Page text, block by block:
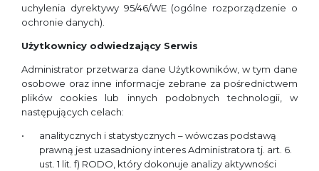
uchylenia dyrektywy 95/46/WE (ogólne rozporządzenie o
ochronie danych).
Użytkownicy odwiedzający Serwis
Administrator przetwarza dane Użytkowników, w tym dane
osobowe oraz inne informacje zebrane za pośrednictwem
plików cookies lub innych podobnych technologii, w
następujących celach:
analitycznych i statystycznych – wówczas podstawą
prawną jest uzasadniony interes Administratora tj. art. 6.
ust. 1 lit. f) RODO, który dokonuje analizy aktywności